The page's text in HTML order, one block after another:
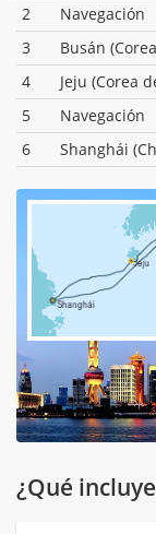
2
Navegación
3
Busán
4
Jeju (Corea
5
Navegación
6
Shanghái
¿Qué